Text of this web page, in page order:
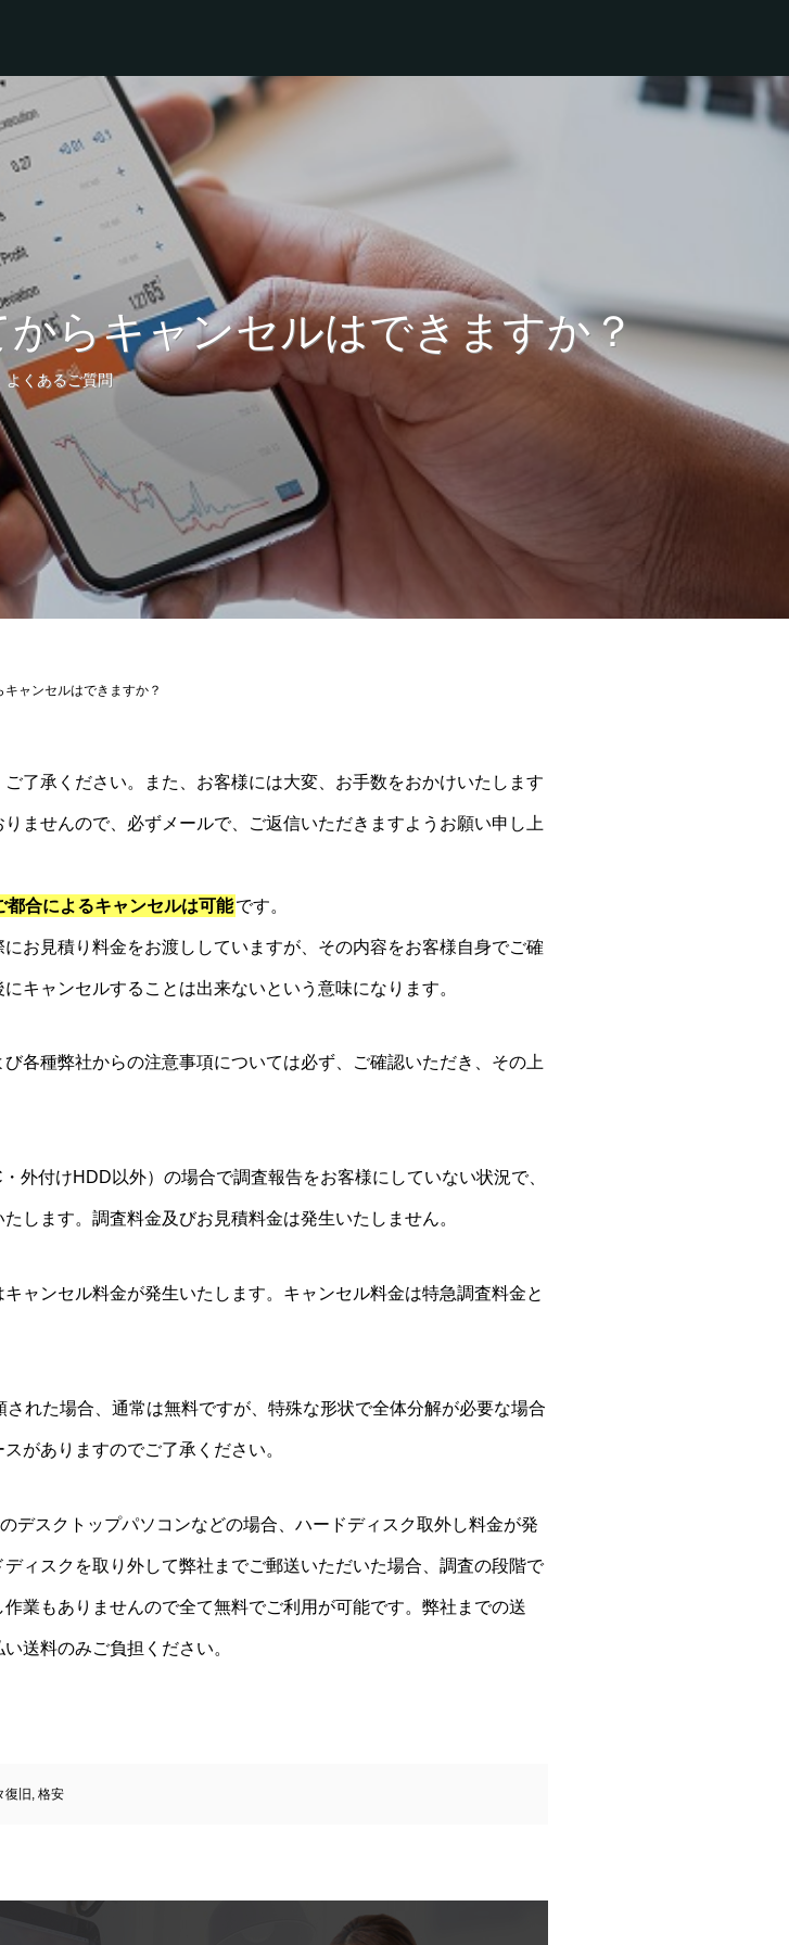
らキャンセルはできますか？
よくあるご質問
ャンセルはできますか？
了承ください。また、お客様には大変、お手数をおかけいたします
ませんので、必ずメールで、ご返信いただきますようお願い申し上
合によるキャンセルは可能です。
お見積り料金をお渡ししていますが、その内容をお客様自身でご確
キャンセルすることは出来ないという意味になります。
各種弊社からの注意事項については必ず、ご確認いただき、その上
外付けHDD以外）の場合で調査報告をお客様にしていない状況で、
します。調査料金及びお見積料金は発生いたしません。
ャンセル料金が発生いたします。キャンセル料金は特急調査料金と
れた場合、通常は無料ですが、特殊な形状で全体分解が必要な場合
がありますのでご了承ください。
デスクトップパソコンなどの場合、ハードディスク取外し料金が発
ィスクを取り外して弊社までご郵送いただいた場合、調査の段階で
業もありませんので全て無料でご利用が可能です。弊社までの送
送料のみご負担ください。
復旧 格安